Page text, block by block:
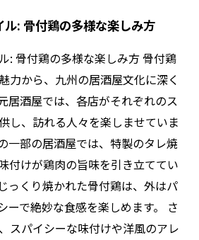
: 骨付鶏の多様な楽しみ方
: 骨付鶏の多様な楽しみ方 骨付鶏
力から、九州の居酒屋文化に深く
居酒屋では、各店がそれぞれのス
し、訪れる人々を楽しませていま
一部の居酒屋では、特製のタレ焼
付けが鶏肉の旨味を引き立ててい
っくり焼かれた骨付鶏は、外はパ
ーで絶妙な食感を楽しめます。 さ
スパイシーな味付けや洋風のアレ